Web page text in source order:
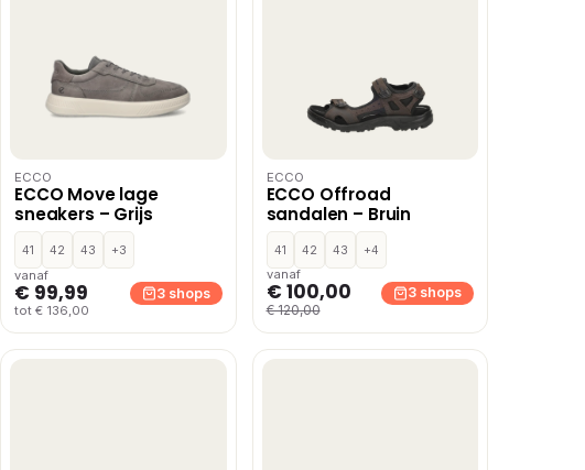
ECCO
ECCO Move lage
sneakers – Grijs
41 42 43
+3
vanaf
€ 99,99
tot € 136,00
3 shops
ECCO
ECCO Offroad
sandalen – Bruin
41 42 43
+4
vanaf
€ 100,00
€ 120,00
3 shops